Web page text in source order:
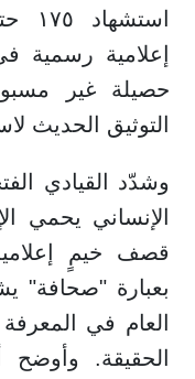
حصيلة غير
التوثيق الحديث
وشدّد القيادي
الإنساني يحمي
قصف خيمٍ
بعبارة
العام في
الحقيقة. وأوضح